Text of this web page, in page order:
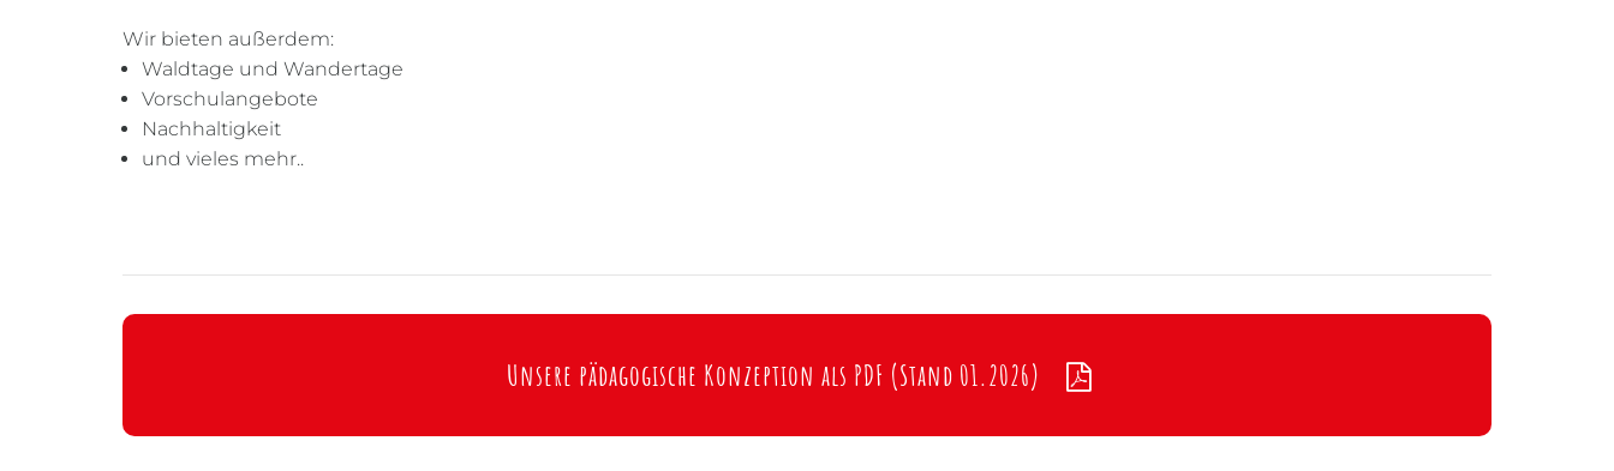
Wir bieten außerdem:
Waldtage und Wandertage
Vorschulangebote
Nachhaltigkeit
und vieles mehr..
Unsere pädagogische Konzeption als PDF (Stand 01.2026)